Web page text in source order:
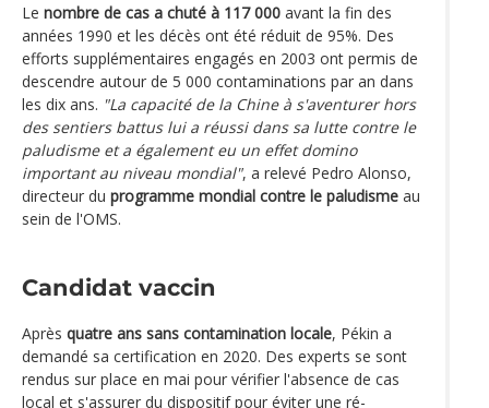
Le nombre de cas a chuté à 117 000 avant la fin des
années 1990 et les décès ont été réduit de 95%. Des
efforts supplémentaires engagés en 2003 ont permis de
descendre autour de 5 000 contaminations par an dans
les dix ans. "La capacité de la Chine à s'aventurer hors
des sentiers battus lui a réussi dans sa lutte contre le
paludisme et a également eu un effet domino
important au niveau mondial", a relevé Pedro Alonso,
directeur du programme mondial contre le paludisme au
sein de l'OMS.
Candidat vaccin
Après quatre ans sans contamination locale, Pékin a
demandé sa certification en 2020. Des experts se sont
rendus sur place en mai pour vérifier l'absence de cas
local et s'assurer du dispositif pour éviter une ré-